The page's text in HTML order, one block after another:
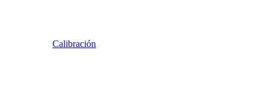
Calibración